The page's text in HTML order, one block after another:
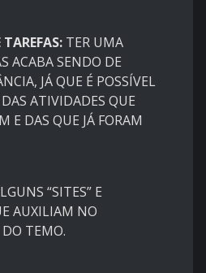
TER UMA
ACABA SENDO DE
JÁ QUE É POSSÍVEL
ATIVIDADES QUE
E DAS QUE JÁ FORAM
“SITES” E
AUXILIAM NO
TEMO.